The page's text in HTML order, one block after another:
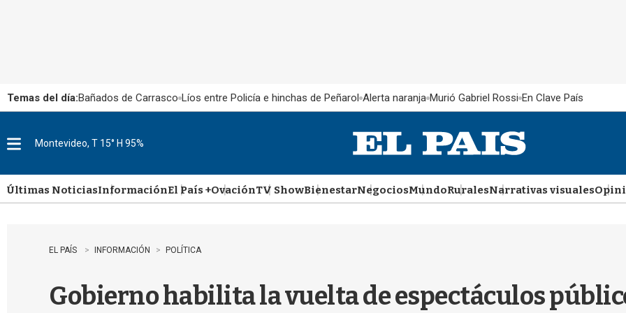
Temas del día:Bañados de Carrasco Líos entre Policía e hinchas de Peñarol Alerta naranja Murió Gabriel Rossi En Clave País
u
Montevideo, T 15° H 95%
Últimas NoticiasInformaciónEl País +OvaciónTV ShowBienestarNegociosMundoRuralesNarrativas visuales
EL PAÍS INFORMACIÓN POLÍTICA
Gobierno habilita la vuelta de espectáculos